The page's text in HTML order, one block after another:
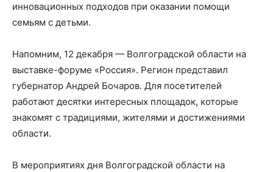
инновационных подходов при оказании помощи
семьям с детьми.
Напомним, 12 декабря — Волгоградской области на
выставке-форуме «Россия». Регион представил
губернатор Андрей Бочаров. Для посетителей
работают десятки интересных площадок, которые
знакомят с традициями, жителями и достижениями
области.
В мероприятиях дня Волгоградской области на